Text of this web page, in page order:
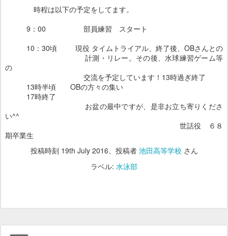
時程は以下の予定をしてます。
9：00 部員練習 スタート
10：30頃 現役 タイムトライアル、終了後、OBさんとの
計測・リレー。その後、水球練習ゲーム等
の
交流を予定しています！13時過ぎ終了
13時半頃 OBの方々の集い
17時終了
お盆の最中ですが、是非お立ち寄りくださ
い^^
世話役 ６８
期卒業生
投稿時刻 19th July 2016、投稿者 池田高等学校 さん
ラベル: 水泳部